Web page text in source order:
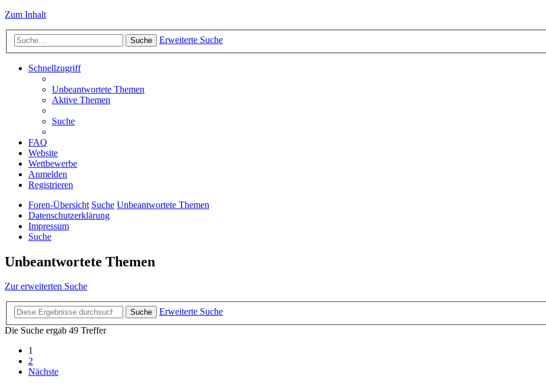
Zum Inhalt
Suche Erweiterte Suche
Schnellzugriff
Unbeantwortete Themen
Aktive Themen
Suche
FAQ
Website
Wettbewerbe
Anmelden
Registrieren
Foren-Übersicht Suche Unbeantwortete Themen
Datenschutzerklärung
Impressum
Suche
Unbeantwortete Themen
Zur erweiterten Suche
Suche
Erweiterte Suche
Die Suche ergab 49 Treffer
1
2
Nächste